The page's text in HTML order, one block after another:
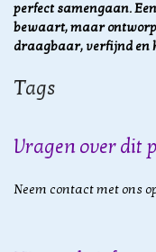
perfect samengaan.
bewaart, maar
draagbaar, verfijnd en
Tags
Vragen over dit
Neem contact met ons